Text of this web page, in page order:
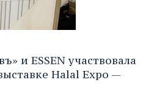
и ESSEN участвовала
Halal Expo —